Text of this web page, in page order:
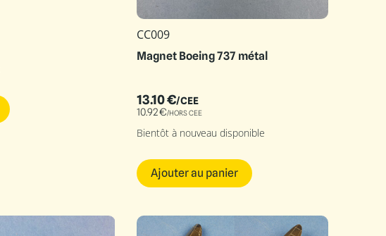
CC009
Magnet Boeing 737 métal
13.10€/CEE
10.92€/HORS CEE
Bientôt à nouveau disponible
Ajouter au panier